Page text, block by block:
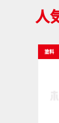
人
塗料